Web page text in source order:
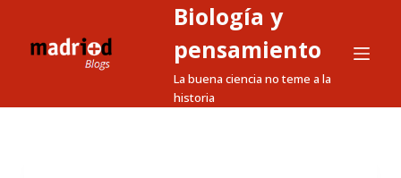
a
Biología y
pensamiento
La buena ciencia no teme a la
historia